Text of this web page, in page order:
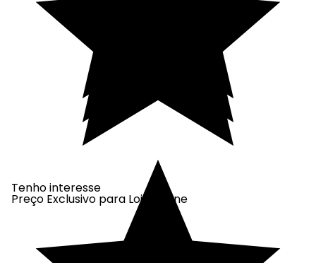
Tenho interesse
Preço Exclusivo para Loja Online